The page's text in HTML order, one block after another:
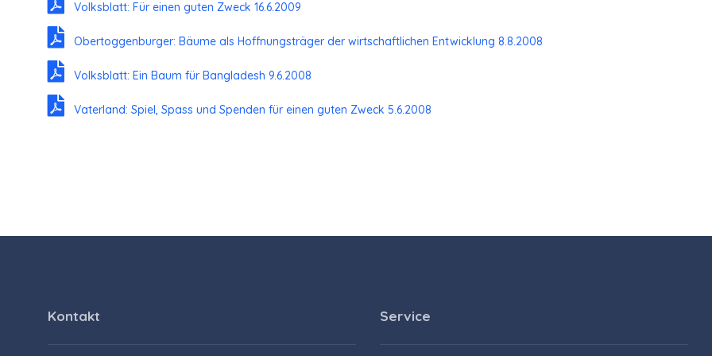
Volksblatt: Für einen guten Zweck 16.6.2009
Obertoggenburger: Bäume als Hoffnungsträger der wirtschaftlichen Entwicklung 8.8.2008
Volksblatt: Ein Baum für Bangladesh 9.6.2008
Vaterland: Spiel, Spass und Spenden für einen guten Zweck 5.6.2008
Kontakt Service